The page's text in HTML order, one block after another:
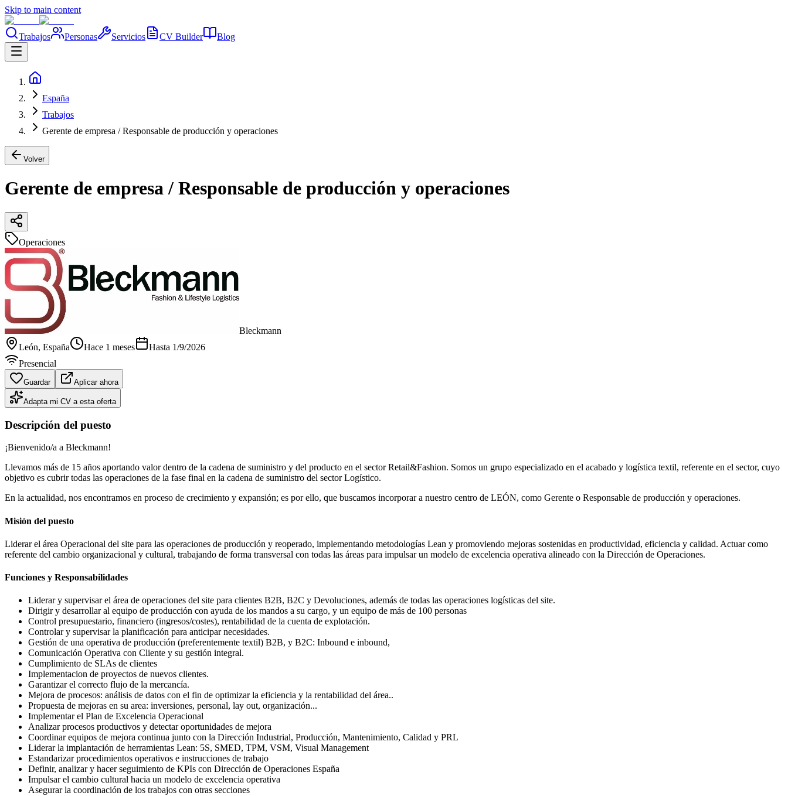
Skip to main content
Trabajos Personas Servicios CV Builder Blog
España
Trabajos
Gerente de empresa / Responsable de producción y operaciones
Volver
Gerente de empresa / Responsable de producción y operaciones
Operaciones
Bleckmann
León, España Hace 1 meses Hasta 1/9/2026
Presencial
Guardar Aplicar ahora
Adapta mi CV a esta oferta
Descripción del puesto
¡Bienvenido/a a Bleckmann!
Llevamos más de 15 años aportando valor dentro de la cadena de suministro y del producto en el sector Retail&Fashion. Somos un grupo especializado en el acabado y logística textil, referente en el sector, cuyo
objetivo es cubrir todas las operaciones de la fase final en la cadena de suministro del sector Logístico.
En la actualidad, nos encontramos en proceso de crecimiento y expansión; es por ello, que buscamos incorporar a nuestro centro de LEÓN, como Gerente o Responsable de producción y operaciones.
Misión del puesto
Liderar el área Operacional del site para las operaciones de producción y reoperado, implementando metodologías Lean y promoviendo mejoras sostenidas en productividad, eficiencia y calidad. Actuar como
referente del cambio organizacional y cultural, trabajando de forma transversal con todas las áreas para impulsar un modelo de excelencia operativa alineado con la Dirección de Operaciones.
Funciones y Responsabilidades
Liderar y supervisar el área de operaciones del site para clientes B2B, B2C y Devoluciones, además de todas las operaciones logísticas del site.
Dirigir y desarrollar al equipo de producción con ayuda de los mandos a su cargo, y un equipo de más de 100 personas
Control presupuestario, financiero (ingresos/costes), rentabilidad de la cuenta de explotación.
Controlar y supervisar la planificación para anticipar necesidades.
Gestión de una operativa de producción (preferentemente textil) B2B, y B2C: Inbound e inbound,
Comunicación Operativa con Cliente y su gestión integral.
Cumplimiento de SLAs de clientes
Implementacion de proyectos de nuevos clientes.
Garantizar el correcto flujo de la mercancía.
Mejora de procesos: análisis de datos con el fin de optimizar la eficiencia y la rentabilidad del área..
Propuesta de mejoras en su area: inversiones, personal, lay out, organización...
Implementar el Plan de Excelencia Operacional
Analizar procesos productivos y detectar oportunidades de mejora
Coordinar equipos de mejora continua junto con la Dirección Industrial, Producción, Mantenimiento, Calidad y PRL
Liderar la implantación de herramientas Lean: 5S, SMED, TPM, VSM, Visual Management
Estandarizar procedimientos operativos e instrucciones de trabajo
Definir, analizar y hacer seguimiento de KPIs con Dirección de Operaciones España
Impulsar el cambio cultural hacia un modelo de excelencia operativa
Asegurar la coordinación de los trabajos con otras secciones